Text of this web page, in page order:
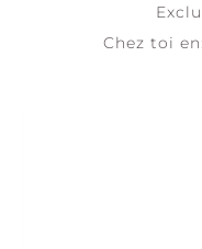
Chez toi en: